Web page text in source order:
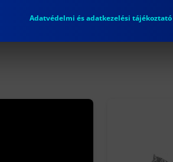
Adatvédelmi és adatkezelési tájékoztató